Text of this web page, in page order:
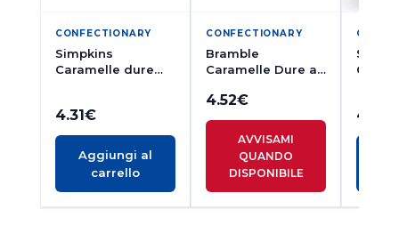
CONFECTIONARY
Simpkins
Caramelle dure
4.31 €
Aggiungi al
carrello
CONFECTIONARY
Bramble
Caramelle Dure ai
Latta 200g
4.52€
AVVISAMI
QUANDO
DISPONIBILE
4.31